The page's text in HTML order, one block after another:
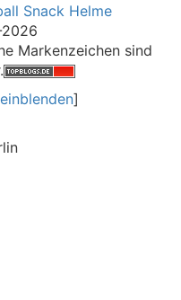
Snack Helme
Markenzeichen sind
einblenden]